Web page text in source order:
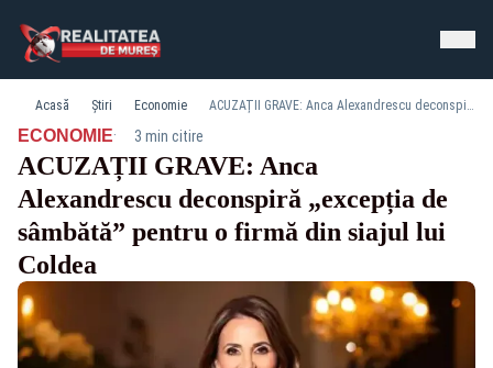
Acasă Știri Economie ACUZAȚII GRAVE: Anca Alexandrescu deconspiră „excepția de sâmbătă” pentru o firmă din siajul lui Coldea
ECONOMIE· 3 min citire
ACUZAȚII GRAVE: Anca
Alexandrescu deconspiră „excepția de
sâmbătă” pentru o firmă din siajul lui
Coldea